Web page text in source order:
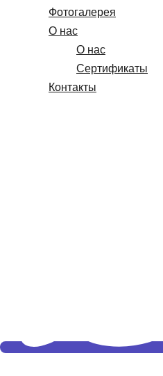
Фотогалерея
О нас
О нас
Сертификаты
Контакты